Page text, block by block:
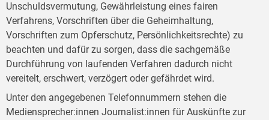
Unschuldsvermutung, Gewährleistung eines fairen
Verfahrens, Vorschriften über die Geheimhaltung,
Vorschriften zum Opferschutz, Persönlichkeitsrechte) zu
beachten und dafür zu sorgen, dass die sachgemäße
Durchführung von laufenden Verfahren dadurch nicht
vereitelt, erschwert, verzögert oder gefährdet wird.
Unter den angegebenen Telefonnummern stehen die
Mediensprecher:innen Journalist:innen für Auskünfte zur